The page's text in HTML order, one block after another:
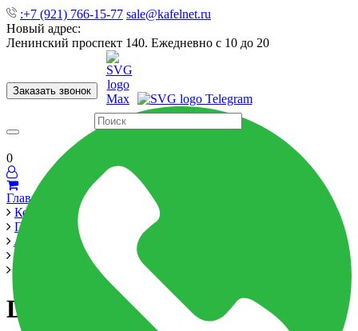
:+7 (921) 766-15-77 sale@kafelnet.ru
Новый адрес:
Ленинский проспект 140. Ежедневно с 10 до 20
Заказать звонок
60x120 60x60 Для ванной Для кухни
0
Главная
Керамика
Производители
Alma Ceramica
DWA11TOR606
DWA11TOR606